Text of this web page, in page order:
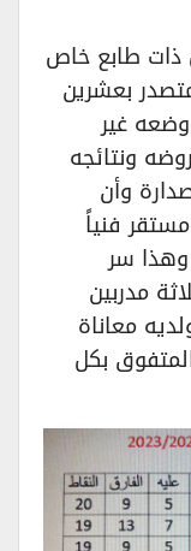
ذات طابع خاص
بعشرين
(7)نقاط ووضعه غير
ونتائجه
وأن
فنياً
سر
مدربين
معاناة
بكل